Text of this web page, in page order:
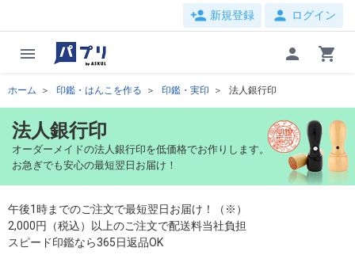
person_add 新規登録 person ログイン
menu person shopping_cart
ホーム 印鑑・はんこを作る 印鑑・実印 法人銀行印
法人銀行印
オーダーメイドの法人銀行印を低価格でお作りします。
お急ぎでも安心の最短翌日お届け！
午後1時までのご注文で最短翌日お届け！（※）
2,000円（税込）以上のご注文で配送料当社負担
スピード印鑑なら365日返品OK